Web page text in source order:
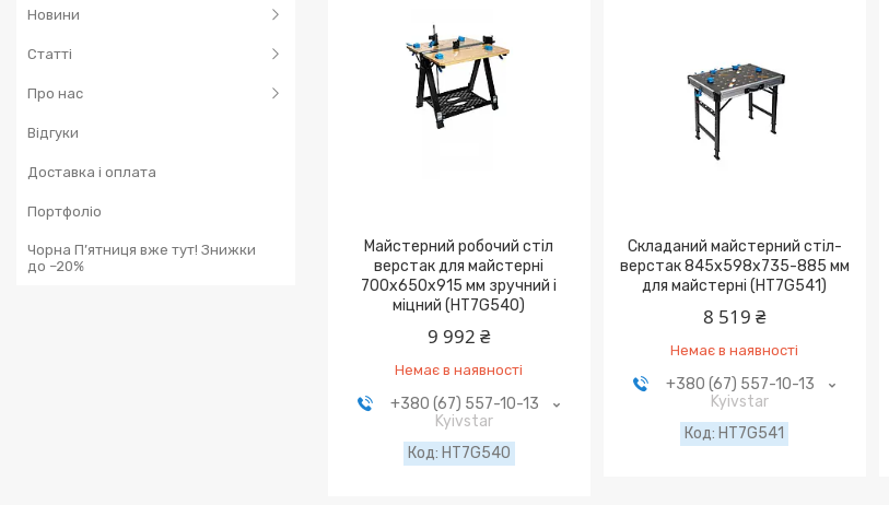
Новини
Статті
Про нас
Відгуки
Доставка і оплата
Портфоліо
Чорна П’ятниця вже тут! Знижки
до –20%
Майстерний робочий стіл
верстак для майстерні
700x650x915 мм зручний і
міцний (HT7G540)
9 992 ₴
Немає в наявності
+380 (67) 557-10-13
Kyivstar
HT7G540
Складаний майстерний стіл-
верстак 845x598x735-885 мм
для майстерні (HT7G541)
8 519 ₴
Немає в наявності
+380 (67) 557-10-13
Kyivstar
HT7G541